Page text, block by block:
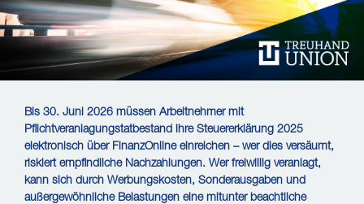
Bis 30. Juni 2026 müssen Arbeitnehmer mit
Pflichtveranlagungstatbestand ihre Steuererklärung 2025
elektronisch über FinanzOnline einreichen – wer dies versäumt,
riskiert empfindliche Nachzahlungen. Wer freiwillig veranlagt,
kann sich durch Werbungskosten, Sonderausgaben und
außergewöhnliche Belastungen eine mitunter beachtliche